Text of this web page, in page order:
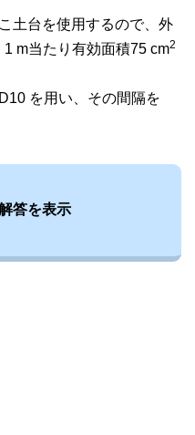
土台を使用するので、外
m当たり有効面積75 cm2
を用い、その間隔を
答を表示